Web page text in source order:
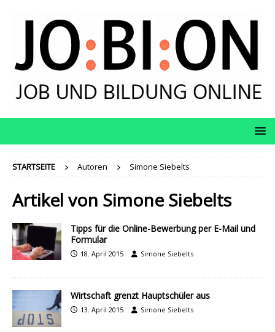
STARTSEITE Autoren Simone Siebelts
Artikel von Simone Siebelts
Tipps für die Online-Bewerbung per E-Mail und
Formular
18. April 2015 Simone Siebelts
Wirtschaft grenzt Hauptschüler aus
13. April 2015 Simone Siebelts